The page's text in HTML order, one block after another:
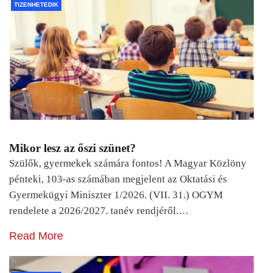
TIZENHETEDIK
Mikor lesz az őszi szünet?
Szülők, gyermekek számára fontos! A Magyar Közlöny
pénteki, 103-as számában megjelent az Oktatási és
Gyermekügyi Miniszter 1/2026. (VII. 31.) OGYM
rendelete a 2026/2027. tanév rendjéről.…
Read More